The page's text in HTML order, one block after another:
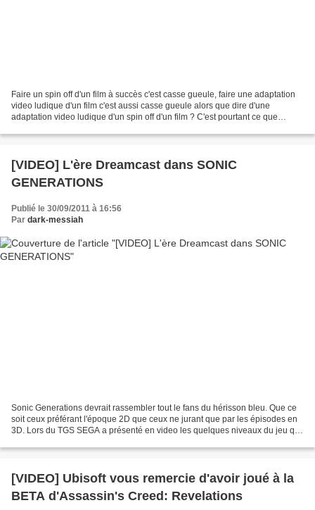
Faire un spin off d'un film à succès c'est casse gueule, faire une adaptation
video ludique d'un film c'est aussi casse gueule alors que dire d'une
adaptation video ludique d'un spin off d'un film ? C'est pourtant ce que
[VIDEO] L'ère Dreamcast dans SONIC
GENERATIONS
Publié le 30/09/2011 à 16:56
Par dark-messiah
Sonic Generations devrait rassembler tout le fans du hérisson bleu. Que ce
soit ceux préférant l'époque 2D que ceux ne jurant que par les épisodes en
3D. Lors du TGS SEGA a présenté en video les quelques niveaux du jeu qui
[VIDEO] Ubisoft vous remercie d'avoir joué à la
BETA d'Assassin's Creed: Revelations